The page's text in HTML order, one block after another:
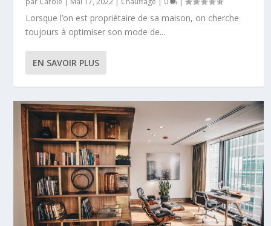
Lorsque l’on est propriétaire de sa maison, on cherche
toujours à optimiser son mode de...
EN SAVOIR PLUS